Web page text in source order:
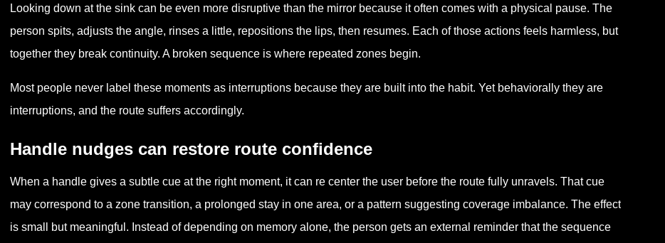
Looking down at the sink can be even more disruptive than the mirror because it often comes with a physical pause. The
person spits, adjusts the angle, rinses a little, repositions the lips, then resumes. Each of those actions feels harmless, but
together they break continuity. A broken sequence is where repeated zones begin.
Most people never label these moments as interruptions because they are built into the habit. Yet behaviorally they are
interruptions, and the route suffers accordingly.
Handle nudges can restore route confidence
When a handle gives a subtle cue at the right moment, it can re center the user before the route fully unravels. That cue
may correspond to a zone transition, a prolonged stay in one area, or a pattern suggesting coverage imbalance. The effect
is small but meaningful. Instead of depending on memory alone, the person gets an external reminder that the sequence